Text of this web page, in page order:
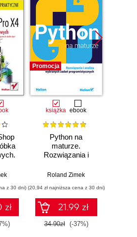
z 30 dni)
zł
Promocja
książka ebook
Python na
maturze.
Rozwiązania i
zadań
Roland Zimek
(20,94 zł najniższa cena z 30 dni)
21.99 zł
34.90zł (-37%)